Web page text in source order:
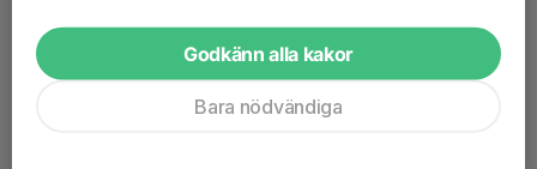
Godkänn alla kakor
Bara nödvändiga